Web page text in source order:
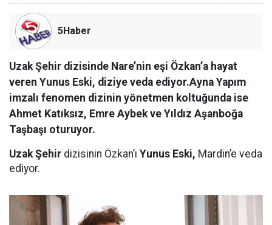
5Haber
Uzak Şehir dizisinde Nare’nin eşi Özkan’a hayat
veren Yunus Eski, diziye veda ediyor.Ayna Yapım
imzalı fenomen dizinin yönetmen koltuğunda ise
Ahmet Katıksız, Emre Aybek ve Yıldız Aşanboğa
Taşbaşı oturuyor.
Uzak Şehir dizisinin Özkan’ı Yunus Eski, Mardin’e veda
ediyor.